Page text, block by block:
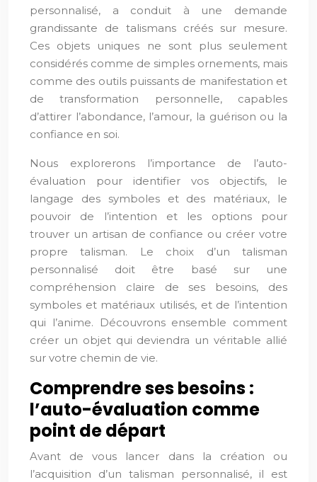
personnalisé, a conduit à une demande
grandissante de talismans créés sur mesure.
Ces objets uniques ne sont plus seulement
considérés comme de simples ornements, mais
comme des outils puissants de manifestation et
de transformation personnelle, capables
d’attirer l’abondance, l’amour, la guérison ou la
confiance en soi.
Nous explorerons l’importance de l’auto-
évaluation pour identifier vos objectifs, le
langage des symboles et des matériaux, le
pouvoir de l’intention et les options pour
trouver un artisan de confiance ou créer votre
propre talisman. Le choix d’un talisman
personnalisé doit être basé sur une
compréhension claire de ses besoins, des
symboles et matériaux utilisés, et de l’intention
qui l’anime. Découvrons ensemble comment
créer un objet qui deviendra un véritable allié
sur votre chemin de vie.
Comprendre ses besoins :
l’auto-évaluation comme
point de départ
Avant de vous lancer dans la création ou
l’acquisition d’un talisman personnalisé, il est